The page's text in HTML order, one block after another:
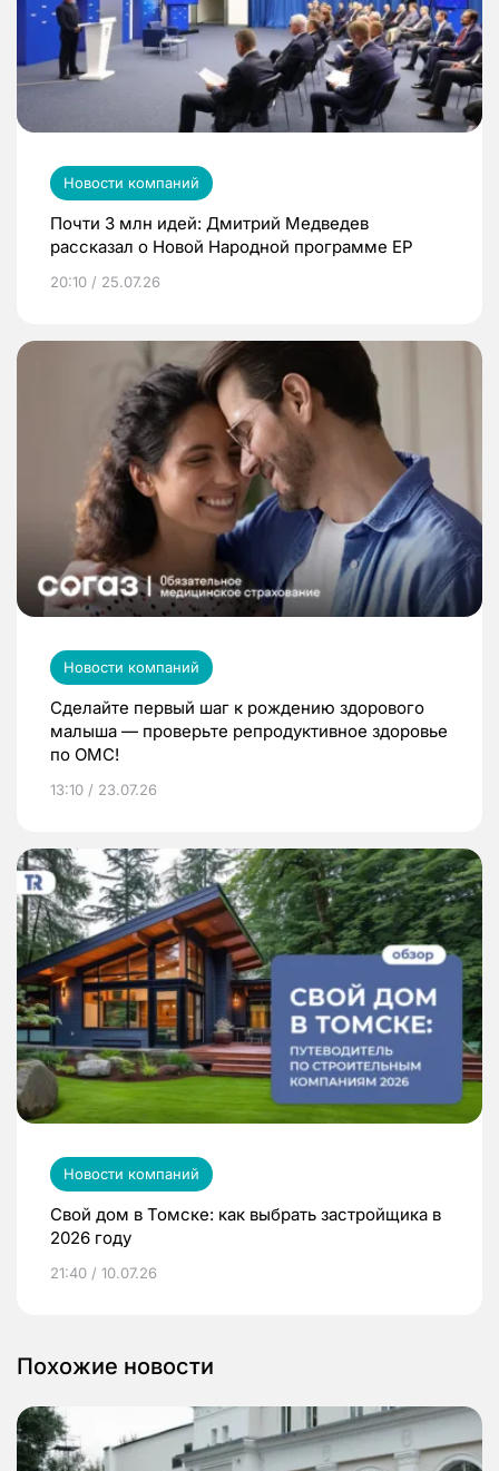
Новости компаний
Почти 3 млн идей: Дмитрий Медведев
рассказал о Новой Народной программе ЕР
20:10 / 25.07.26
Новости компаний
Сделайте первый шаг к рождению здорового
малыша — проверьте репродуктивное здоровье
по ОМС!
13:10 / 23.07.26
Новости компаний
Свой дом в Томске: как выбрать застройщика в
2026 году
21:40 / 10.07.26
Похожие новости